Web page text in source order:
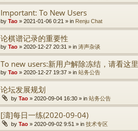
Important: To New Users
by Tao » 2021-01-06 0:21 » in Renju Chat
论棋谱记录的重要性
by Tao » 2020-12-27 20:31 » in 涛声杂谈
To new users:新用户解除冻结，请看这里
by Tao » 2020-12-27 19:37 » in 站务公告
论坛发展规划
by Tao » 2020-09-04 16:30 » in 站务公告
[濤]每日一练(2020-09-04)
by Tao » 2020-09-02 9:51 » in 技术专区